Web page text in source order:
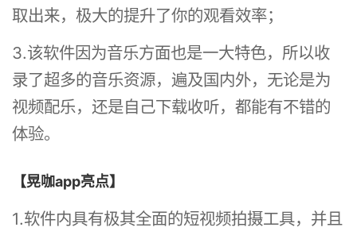
取出来，极大的提升了你的观看效率；
3.该软件因为音乐方面也是一大特色，所以收
录了超多的音乐资源，遍及国内外，无论是为
视频配乐，还是自己下载收听，都能有不错的
体验。
【晃咖app亮点】
1.软件内具有极其全面的短视频拍摄工具，并且